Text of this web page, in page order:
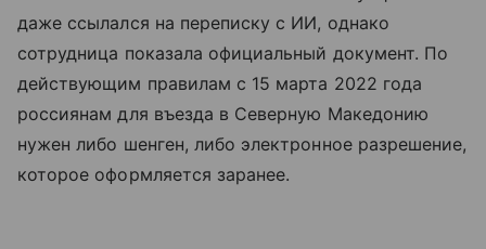
даже ссылался на переписку с ИИ, однако
сотрудница показала официальный документ. По
действующим правилам с 15 марта 2022 года
россиянам для въезда в Северную Македонию
нужен либо шенген, либо электронное разрешение,
которое оформляется заранее.